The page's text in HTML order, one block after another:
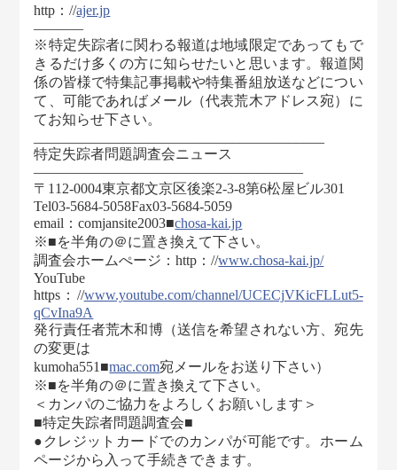
http：//ajer.jp
———–
※特定失踪者に関わる報道は地域限定であってもで
きるだけ多くの方に知らせたいと思います。報道関
係の皆様で特集記事掲載や特集番組放送などについ
て、可能であればメール（代表荒木アドレス宛）に
てお知らせ下さい。
特定失踪者問題調査会ニュース
———————————————————
〒112-0004東京都文京区後楽2-3-8第6松屋ビル301
Tel03-5684-5058Fax03-5684-5059
email：comjansite2003■chosa-kai.jp
※■を半角の＠に置き換えて下さい。
調査会ホームぺージ：http：//www.chosa-kai.jp/
YouTube
https：//www.youtube.com/channel/UCECjVKicFLLut5-
qCvIna9A
発行責任者荒木和博（送信を希望されない方、宛先
の変更は
kumoha551■mac.com宛メールをお送り下さい）
※■を半角の＠に置き換えて下さい。
＜カンパのご協力をよろしくお願いします＞
■特定失踪者問題調査会■
●クレジットカードでのカンパが可能です。ホーム
ページから入って手続きできます。